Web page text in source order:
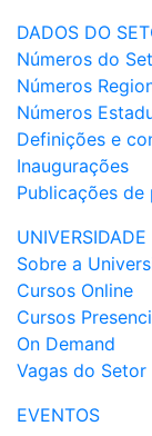
DADOS DO
Números do
Números
Números
Definições e
Inaugurações
Publicações de
UNIVERSIDADE
Sobre a
Cursos Online
Cursos
On Demand
Vagas do Setor
EVENTOS